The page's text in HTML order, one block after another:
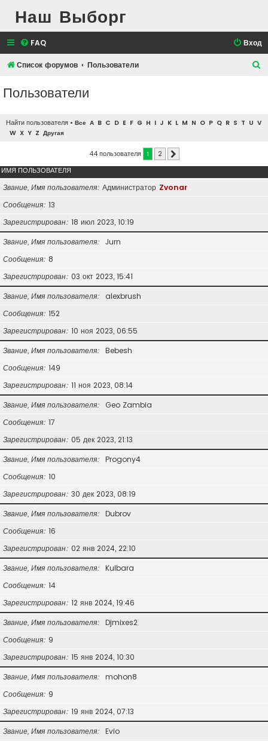
Наш Выборг
FAQ Вход
Список форумов Пользователи
Пользователи
Найти пользователя • Все A B C D E F G H I J K L M N O P Q R S T U V
W X Y Z Другая
44 пользователя 1 2
ИМЯ ПОЛЬЗОВАТЕЛЯ
Звание, Имя пользователя Администратор Zvonar
Сообщения 13
Зарегистрирован 18 июл 2023, 10:19
Звание, Имя пользователя
Jurn
Сообщения 8
Зарегистрирован 03 окт 2023, 15:41
Звание, Имя пользователя
alexbrush
Сообщения 152
Зарегистрирован 10 ноя 2023, 06:55
Звание, Имя пользователя
Bebesh
Сообщения 149
Зарегистрирован 11 ноя 2023, 08:14
Звание, Имя пользователя
Geo Zambia
Сообщения 17
Зарегистрирован 05 дек 2023, 21:13
Звание, Имя пользователя
Progony4
Сообщения 10
Зарегистрирован 30 дек 2023, 08:19
Звание, Имя пользователя
Dubrov
Сообщения 16
Зарегистрирован 02 янв 2024, 22:10
Звание, Имя пользователя
Kulbara
Сообщения 14
Зарегистрирован 12 янв 2024, 19:46
Звание, Имя пользователя
Djmixes2
Сообщения 9
Зарегистрирован 15 янв 2024, 10:30
Звание, Имя пользователя
mohon8
Сообщения 9
Зарегистрирован 19 янв 2024, 07:13
Звание, Имя пользователя
Evio